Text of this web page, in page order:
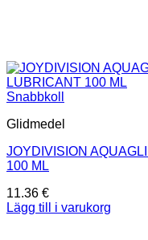
Snabbkoll
Glidmedel
JOYDIVISION
100 ML
11.36 €
Lägg till i varukorg